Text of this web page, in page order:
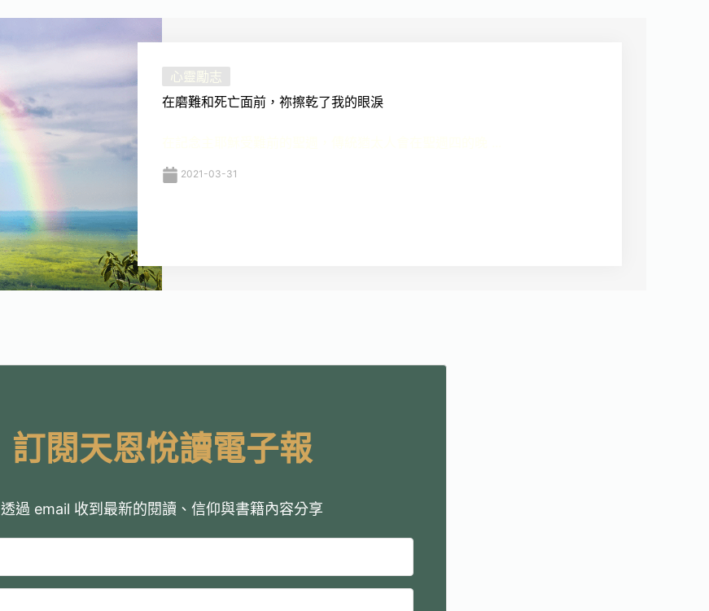
心靈勵志
在磨難和死亡面前，祢擦乾了我的眼淚
2021-03-31
訂閱天恩悅讀電子報
透過 email 收到最新的閱讀、信仰與書籍內容分享